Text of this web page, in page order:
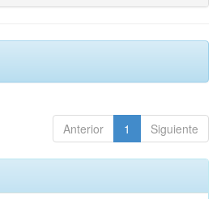
Anterior 1 Siguiente